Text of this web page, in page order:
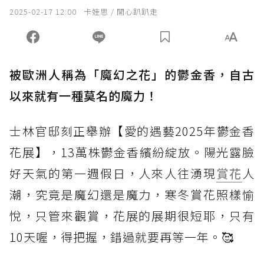
2025-02-17 12:00 卡娃思 / 開心趴趴走
被歐洲人稱為「魔幻之花」的鬱金香，自古
以來就有一種莫名的魔力！
士林官邸刻正舉辦【愛的遇藝2025年鬱金香
花展】，13萬株鬱金香繽紛綻放。陽光露臉
好天氣的第一週假日，人來人往湧現賞花 人
潮，究竟是魔幻還是魔力，寒冬賞花照樣愉
悅，只管來觀賞，花展的展期很短耶，只有
10天喔，得把握，錯過就要再等一年。🥰